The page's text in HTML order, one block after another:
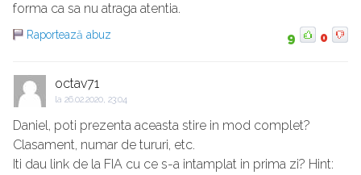
forma ca sa nu atraga atentia.
Raportează abuz 9 0
octav71
la 26.02.2020, 23:04
Daniel, poti prezenta aceasta stire in mod complet?
Clasament, numar de tururi, etc.
Iti dau link de la FIA cu ce s-a intamplat in prima zi? Hint: